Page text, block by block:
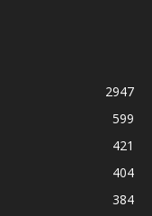
2947
599
421
404
384